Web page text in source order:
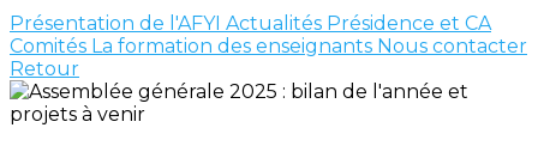
Présentation de l'AFYI Actualités Présidence et CA
Comités La formation des enseignants Nous contacter
Retour